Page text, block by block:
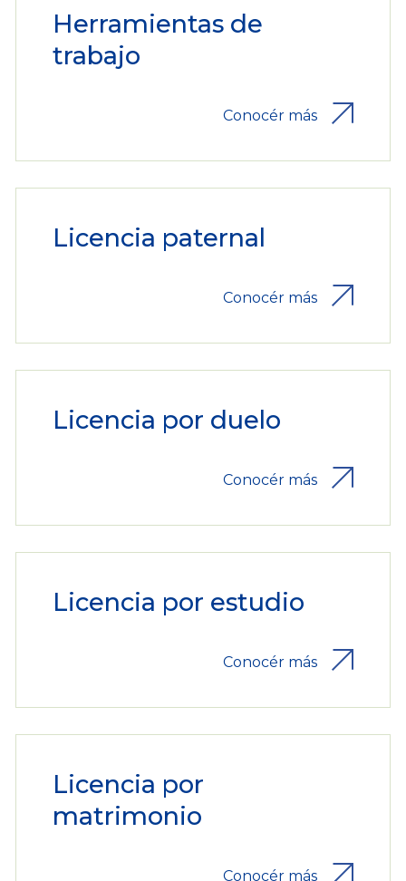
Herramientas de
trabajo
Conocér más
Licencia paternal
Conocér más
Licencia por duelo
Conocér más
Licencia por estudio
Conocér más
Licencia por
matrimonio
Conocér más